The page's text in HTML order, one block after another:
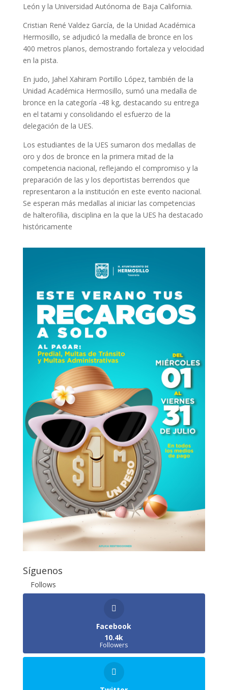
León y la Universidad Autónoma de Baja California.
Cristian René Valdez García, de la Unidad Académica
Hermosillo, se adjudicó la medalla de bronce en los
400 metros planos, demostrando fortaleza y velocidad
en la pista.
En judo, Jahel Xahiram Portillo López, también de la
Unidad Académica Hermosillo, sumó una medalla de
bronce en la categoría -48 kg, destacando su entrega
en el tatami y consolidando el esfuerzo de la
delegación de la UES.
Los estudiantes de la UES sumaron dos medallas de
oro y dos de bronce en la primera mitad de la
competencia nacional, reflejando el compromiso y la
preparación de las y los deportistas berrendos que
representaron a la institución en este evento nacional.
Se esperan más medallas al iniciar las competencias
de halterofilia, disciplina en la que la UES ha destacado
históricamente
Síguenos
Follows
Facebook
10.4k
Followers